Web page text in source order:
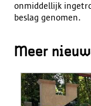
onmiddellijk
beslag genomen.
Meer